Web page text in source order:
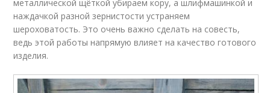
металлической щёткой убираем кору, а шлифмашинкой и
наждачкой разной зернистости устраняем
шероховатость. Это очень важно сделать на совесть,
ведь этой работы напрямую влияет на качество готового
изделия.